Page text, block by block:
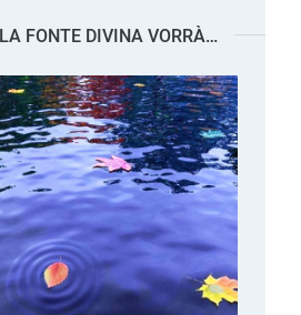
FONTE DIVINA VORRÀ…